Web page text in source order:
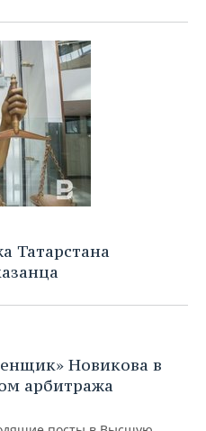
Татарстана
Новикова в
арбитража